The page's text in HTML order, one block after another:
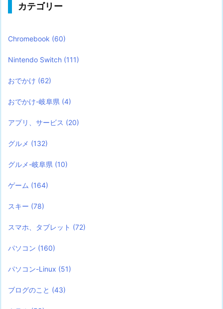
カテゴリー
Chromebook (60)
Nintendo Switch (111)
おでかけ (62)
おでかけ-岐阜県 (4)
アプリ、サービス (20)
グルメ (132)
グルメ-岐阜県 (10)
ゲーム (164)
スキー (78)
スマホ、タブレット (72)
パソコン (160)
パソコン-Linux (51)
ブログのこと (43)